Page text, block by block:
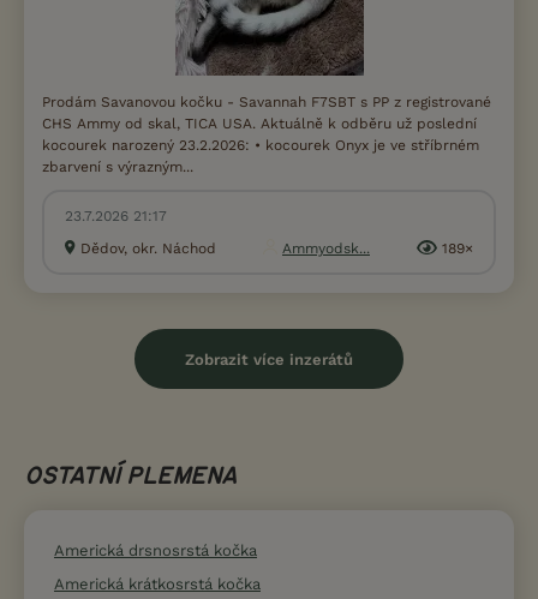
Prodám Savanovou kočku - Savannah F7SBT s PP z registrované
CHS Ammy od skal, TICA USA. Aktuálně k odběru už poslední
kocourek narozený 23.2.2026: • kocourek Onyx je ve stříbrném
zbarvení s výrazným...
23.7.2026 21:17
Dědov, okr. Náchod
Ammyodsk... 189×
Zobrazit více inzerátů
OSTATNÍ PLEMENA
Americká drsnosrstá kočka
Americká krátkosrstá kočka